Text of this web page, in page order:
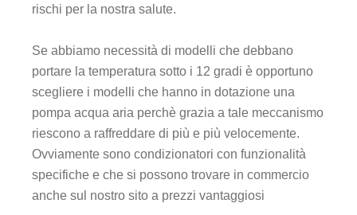
rischi per la nostra salute.
Se abbiamo necessità di modelli che debbano
portare la temperatura sotto i 12 gradi è opportuno
scegliere i modelli che hanno in dotazione una
pompa acqua aria perchè grazia a tale meccanismo
riescono a raffreddare di più e più velocemente.
Ovviamente sono condizionatori con funzionalità
specifiche e che si possono trovare in commercio
anche sul nostro sito a prezzi vantaggiosi